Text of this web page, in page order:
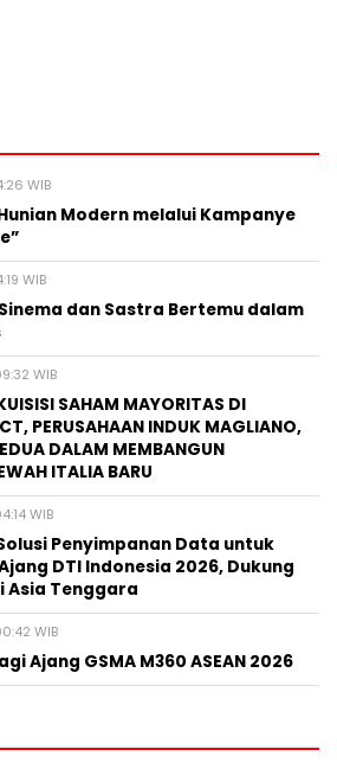
WIB
Modern melalui Kampanye
WIB
Sinema dan Sastra Bertemu dalam
WIB
SAHAM MAYORITAS DI
PERUSAHAAN INDUK MAGLIANO,
DALAM MEMBANGUN
ITALIA BARU
WIB
Penyimpanan Data untuk
DTI Indonesia 2026, Dukung
Asia Tenggara
WIB
Ajang GSMA M360 ASEAN 2026